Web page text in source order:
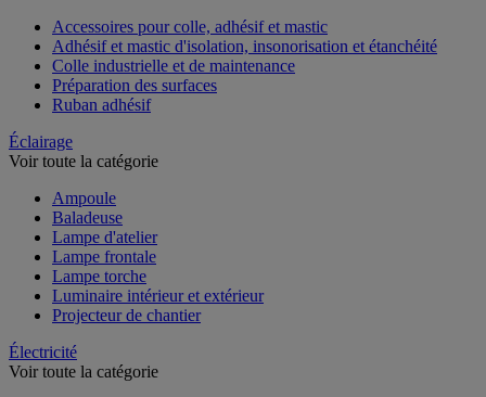
Accessoires pour colle, adhésif et mastic
Adhésif et mastic d'isolation, insonorisation et étanchéité
Colle industrielle et de maintenance
Préparation des surfaces
Ruban adhésif
Éclairage
Voir toute la catégorie
Ampoule
Baladeuse
Lampe d'atelier
Lampe frontale
Lampe torche
Luminaire intérieur et extérieur
Projecteur de chantier
Électricité
Voir toute la catégorie